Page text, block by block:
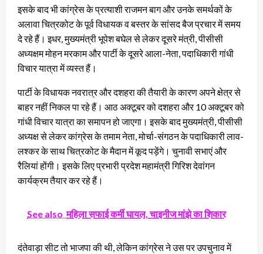
इसके बाद भी कांग्रेस के प्रत्याशी राजमन बाग और उनके समर्थकों के
अलावा चित्रकोट के पूर्व विधायक व बस्तर के सांसद बैज प्रचार में समय
दे रहे हैं। इधर, मुख्यमंत्री भूपेश बघेल से लेकर दूसरे मंत्री, पीसीसी
अध्यक्षम मोहन मरकाम और पार्टी के दूसरे आला-नेता, पदाधिकारी गांधी
विचार यात्रा में व्यस्त हैं।
पार्टी के विधायक नवरात्र और दशहरा की तैयारी के कारण अपने क्षेत्र से
बाहर नहीं निकल पा रहे हैं। आठ अक्टूबर को दशहरा और 10 अक्टूबर को
गांधी विचार यात्रा का समापन हो जाएगा। इसके बाद मुख्यमंत्री, पीसीसी
अध्यक्ष से लेकर कांग्रेस के तमाम नेता, मोर्चा-संगठन के पदाधिकारी लाव-
लश्कर के साथ चित्रकोट के मैदान में कूद पड़ेंगे। चुनावी सभाएं और
रैलियां होंगी। इसके लिए प्रभारी प्रदेश महामंत्री गिरिश देवांगन
कार्यक्रम तैयार कर रहे हैं।
See also महिला सफाई कर्मी घायल, चाइनीज मांझे का शिकार
दंतेवाड़ा सीट तो भाजपा की थी, लेकिन कांग्रेस ने उस पर उपचुनाव में